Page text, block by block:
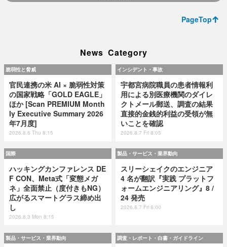
PageTop
News Category
脆弱性と脅威
官民連携の米 AI × 脆弱性対策
の国家戦略「GOLD EAGLE」
ほか [Scan PREMIUM Month
ly Executive Summary 2026
年7月度]
2026.8.6 Thu 8:15
インシデント・事故
宇都宮病院職員の患者情報利
用による別医療機関のダイレ
クトメール郵送、調査の結果
直接的金銭的利益の受領が無
いことを確認
2026.8.7 Fri 8:05
国際
ハッキングカンファレンス DE
F CON、Meta式「変態メガ
ネ」全面禁止（度付きもNG）
広がるスマートグラス締め出
し
2026.8.3 Mon 8:15
製品・サービス・業界動向
スリーシェイクのエンジニア
4 名が翻訳『実践 プラットフ
ォームエンジニアリング』8 /
24 発売
2026.8.7 Fri 8:00
製品・サービス・業界動向 調査・レポート・白書・ガイドライン